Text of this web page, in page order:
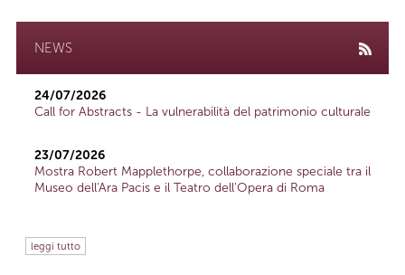
NEWS
24/07/2026
Call for Abstracts - La vulnerabilità del patrimonio culturale
23/07/2026
Mostra Robert Mapplethorpe, collaborazione speciale tra il
Museo dell'Ara Pacis e il Teatro dell'Opera di Roma
leggi tutto